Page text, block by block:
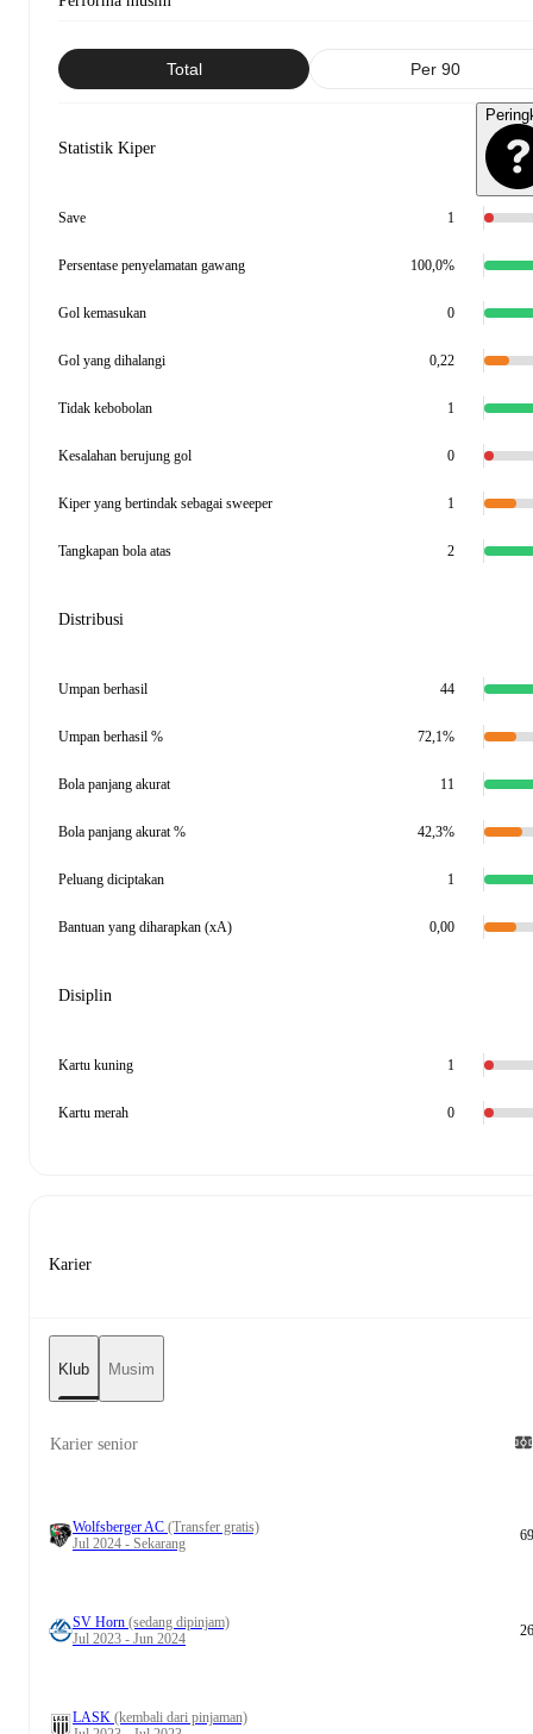
Total Per 90
Statistik Kiper
Save 1
Persentase penyelamatan gawang 100,0%
Gol kemasukan 0
Gol yang dihalangi 0,22
Tidak kebobolan 1
Kesalahan berujung gol 0
Kiper yang bertindak sebagai sweeper 1
Tangkapan bola atas 2
Distribusi
Umpan berhasil 44
Umpan berhasil % 72,1%
Bola panjang akurat 11
Bola panjang akurat % 42,3%
Peluang diciptakan 1
Bantuan yang diharapkan (xA) 0,00
Disiplin
Kartu kuning 1
Kartu merah 0
Karier
Klub Musim
Karier senior
Wolfsberger AC (Transfer gratis)
Jul 2024 - Sekarang
69
SV Horn (sedang dipinjam)
Jul 2023 - Jun 2024
26
LASK (kembali dari pinjaman)